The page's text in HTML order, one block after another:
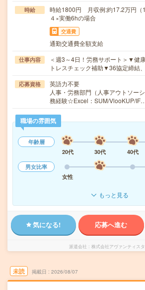
時給
時給1800円 月収例:約17.2万円（
４×実働6hの場合
交通費
通勤交通費全額支給
仕事内容
＜週3～4日！労務サポート＞▼健
トレスチェック補助▼36協定締結
応募資格
英語力不要
人事・労務部門（人事アウトソー
務経験☆Excel：SUM/VlooKUP/
職場の雰囲気
年齢層
20代
30代 40代
男女比率
女性
もっと見る
気になる! 応募へ進む
派遣会社 株式会社アヴァンティス
未読 掲載日 2026/08/07